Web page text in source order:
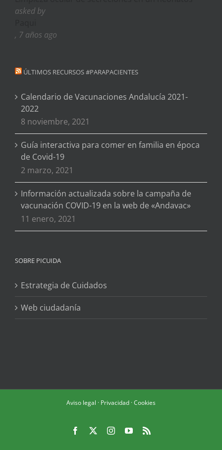
asked by
, 7 años ago
ÚLTIMOS RECURSOS #PARAPACIENTES
Calendario de Vacunaciones Andalucía 2021-
2022
8 noviembre, 2021
Guía interactiva para comer en familia en época
de Covid-19
2 marzo, 2021
Información actualizada sobre la campaña de
vacunación COVID-19 en la web de «Andavac»
11 enero, 2021
SOBRE PICUIDA
Estrategia de Cuidados
Web ciudadanía
Aviso legal · Privacidad ·Cookies
Facebook InstagramYouTube